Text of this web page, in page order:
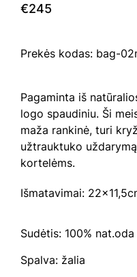
€245
Prekės kodas: bag-
Pagaminta iš
logo spaudiniu. Ši
maža rankinė, turi
užtrauktuko
kortelėms.
Išmatavimai:
Sudėtis: 100% nat.oda
Spalva: žalia